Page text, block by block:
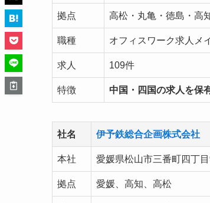
拠点 高松・丸亀・徳島・高
職種 オフィスワーク求人メ
求人 109件
特徴 中国・四国の求人を保
社名 伊予鉄総合企画株式会社
本社 愛媛県松山市三番町四丁
拠点 愛媛、高知、高松